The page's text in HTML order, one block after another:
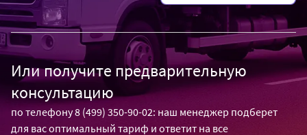
Или получите предварительную
консультацию
по телефону 8 (499) 350-90-02: наш менеджер подберет
для вас оптимальный тариф и ответит на все